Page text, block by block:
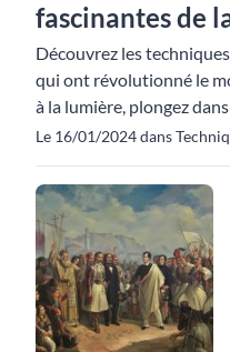
fascinantes de
Découvrez les
qui ont révolutionné le
à la lumière, plongez
Le 16/01/2024 dans